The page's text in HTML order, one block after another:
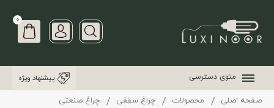
0
منوی دسترسی پیشنهاد ویژه
صفحه اصلی محصولات چراغ سقفی
چراغ صنعتی